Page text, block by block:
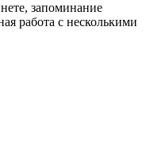
запоминание
работа с несколькими